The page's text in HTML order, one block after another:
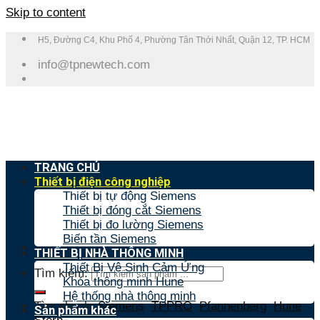
Skip to content
H5, Đường C4, Khu Phố 4, Phường Tân Thới Nhất, Quận 12, TP. HCM
info@tpnewtech.com
Tìm kiếm:
Tìm nhanh:Siemens,TPPRO,Pfannenberg,Hune,
TRANG CHỦ
Thiết bị điện công nghiệp
Thiết bị tự động Siemens
Thiết bị đóng cắt Siemens
Thiết bị đo lường Siemens
Biến tần Siemens
THIẾT BỊ NHÀ THÔNG MINH
Thiết Bị Vệ Sinh Cảm Ứng
Khóa thông minh Hune
Hệ thống nhà thông minh
Sản phẩm khác